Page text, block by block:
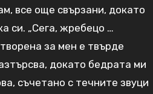
все още свързани, докато
си. „Сега, жребецо …
за мен е твърде
докато бедрата ми
съчетано с течните звуци